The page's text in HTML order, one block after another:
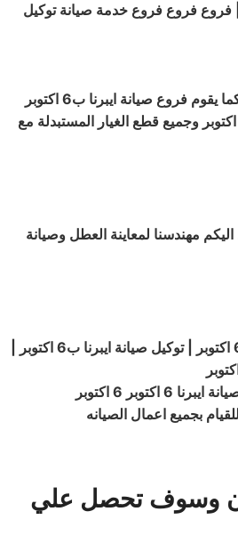
| فروع فروع فروع خدمة صيانة توكيل
ب6 اكتوبر تضمن لك اصلاح جهازك بكفاءة عالية, كما يقوم فروع صيانة ايبرنا ب6 اكتوبر
باستبدال قطع الغيار التالفة بأخري أصلية مع إعطاء عميل صيانه ايبرنا 6 اكتوبر فروع لمدة عام كامل على اصلاح و صيانة ( الثلاجة – الثلاجة – الديب فريزر) ايبرنا 6 اكتوبر وجميع قطع الغيار المستبدلة مع
وخلال وقت قياسي سوف يصل اليكم مهندسنا لمعاينة العطل وصيانة
ايبرنا
ب6 اكتوبر |
وسوف تحصل علي